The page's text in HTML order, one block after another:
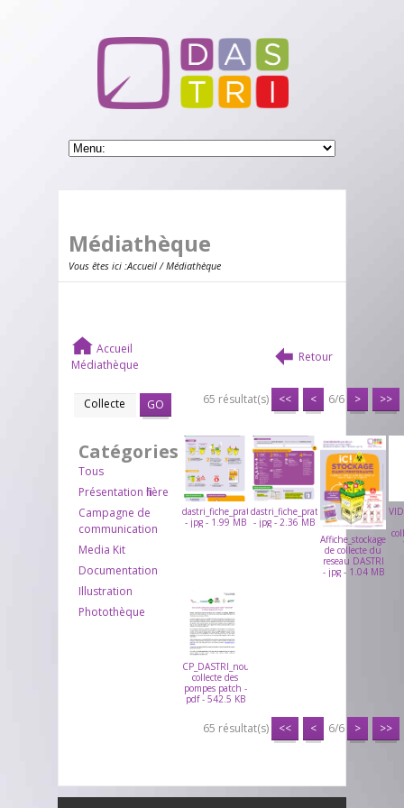
Médiathèque
Vous êtes ici :Accueil/ Médiathèque
Accueil
Médiathèque
Retour
GO
Catégories
Tous
Présentation filière
Campagne de
communication
Media Kit
Documentation
Illustration
Photothèque
65 résultat(s) << < 6/6 > >>
- jpg - 1.99 MB
- jpg - 2.36 MB
de collecte du
reseau DASTRI
- jpg - 1.04 MB
CP_DASTRI_nouvelle
collecte des
pompes patch -
pdf - 542.5 KB
65 résultat(s) << < 6/6 > >>